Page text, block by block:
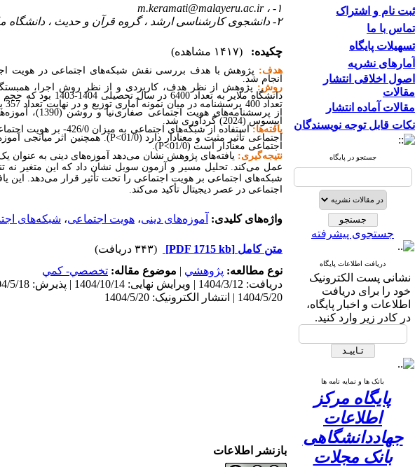
ثبت نام و اشتراک
تماس با ما
تسهیلات پایگاه
آمارهای نشریه
اصول اخلاقی انتشار
مقالات
مقالات آماده انتشار
نکات قابل توجه نویسندگان
جستجو در پایگاه
جستجوی پیشرفته
دریافت اطلاعات پایگاه
نشانی پست الکترونیک
خود را برای دریافت
اطلاعات و اخبار پایگاه،
در کادر زیر وارد کنید.
بانک ها و نمایه نامه ها
پایگاه مرکز
اطلاعات
جهاددانشگاهی
بانک مجلات
۱- ،
m.keramati@malayeru.ac.ir
۲- دانشجوی کارشناسی ارشد ، گروه قرآن و حدیث ، دانشگاه ملایر
چکیده: (۱۴۱۷ مشاهده)
هدف: پژوهش با هدف بررسی نقش شبکه‌های اجتماعی در هویت
انجام شد.
روش: پژوهش از نظر هدف، کاربردی و از نظر روش اجرا،
ایپسوس (2024) گردآوری شد.
یافته‌ها:
استفاده از شبکه‌های اجتماعی به میزان 426/0- بر هویت اجتماعی تأثیر منفی و معنادار دارد (01/0
اجتماعی تأثیر مثبت و معنادار دارد (01/0
P<
اجتماعی معنادار است (01/0
P<
).
نتیجه‌گیری: یافته‌های پژوهش نشان می‌دهد آموزه‌های دینی به عنوان
عمل می‌کند. تحلیل مسیر و آزمون سوبل نشان داد که این متغیر نه
شبکه‌های اجتماعی بر هویت اجتماعی را تحت تأثیر قرار می‌دهد. این
اجتماعی در عصر دیجیتال تأکید می‌کند.
واژه‌های کلیدی: آموزه‌های دینی، هویت اجتماعی، شبکه‌های
متن کامل [PDF 1715 kb]
(۳۴۳ دریافت)
نوع مطالعه: پژوهشي | موضوع مقاله: تخصصي- كمي
1404/5/20 | انتشار الکترونیک: 1404/5/20
بازنشر اطلاعات